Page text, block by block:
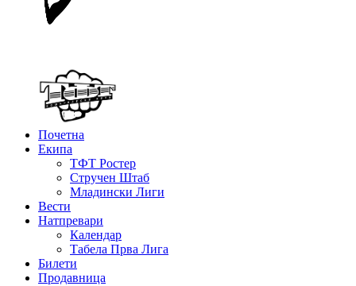
Почетна
Екипа
ТФТ Ростер
Стручен Штаб
Младински Лиги
Вести
Натпревари
Календар
Табела Прва Лига
Билети
Продавница